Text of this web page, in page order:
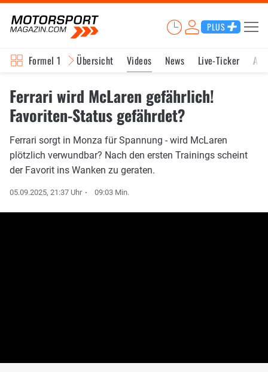
PLUS
Formel 1 Übersicht Videos News Live-Ticker
Ferrari wird McLaren gefährlich!
Favoriten-Status gefährdet?
Ferrari sorgt in Monza für Spannung - wird McLaren
plötzlich verwundbar? Nach den ersten Trainings scheint
der Favorit ins Wanken zu geraten.
05.09.2025, 21:37 Uhr 09:03 Min.